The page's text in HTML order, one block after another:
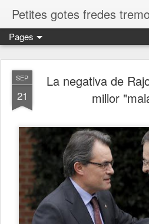
Pages
SEP
21
La negativa de
millor